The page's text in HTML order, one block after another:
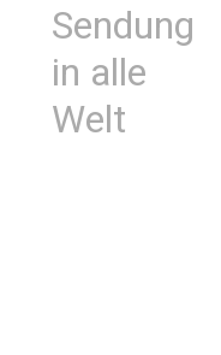
Sendung
in alle
Welt